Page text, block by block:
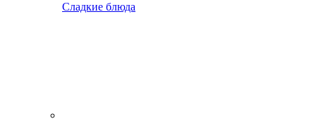
Сладкие блюда